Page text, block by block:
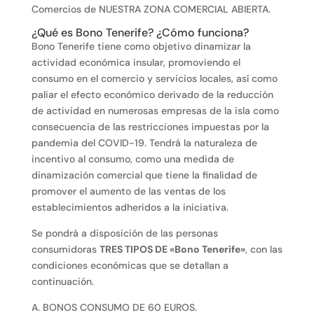
Comercios de NUESTRA ZONA COMERCIAL ABIERTA.
¿Qué es Bono Tenerife? ¿Cómo funciona?
Bono Tenerife tiene como objetivo dinamizar la
actividad económica insular, promoviendo el
consumo en el comercio y servicios locales, así como
paliar el efecto económico derivado de la reducción
de actividad en numerosas empresas de la isla como
consecuencia de las restricciones impuestas por la
pandemia del COVID-19. Tendrá la naturaleza de
incentivo al consumo, como una medida de
dinamización comercial que tiene la finalidad de
promover el aumento de las ventas de los
establecimientos adheridos a la iniciativa.
Se pondrá a disposición de las personas
consumidoras TRES TIPOS DE «Bono Tenerife», con las
condiciones económicas que se detallan a
continuación.
A. BONOS CONSUMO DE 60 EUROS.